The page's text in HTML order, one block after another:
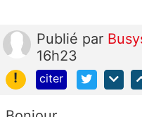
Publié par
16h23
!
citer